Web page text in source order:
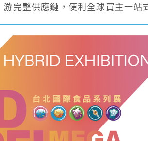
完整供應鏈，便利全球買主一站